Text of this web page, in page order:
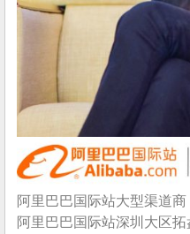
阿里巴巴国际站大型渠道商
阿里巴巴国际站深圳大区